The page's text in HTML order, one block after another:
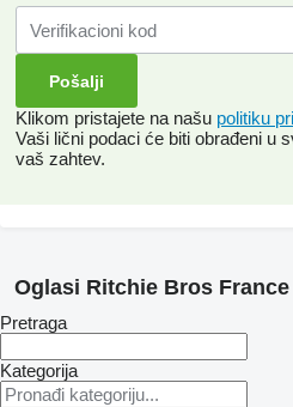
Klikom pristajete na našu politiku
Vaši lični podaci će biti obrađeni u
vaš zahtev.
Oglasi Ritchie Bros France
Pretraga
Kategorija